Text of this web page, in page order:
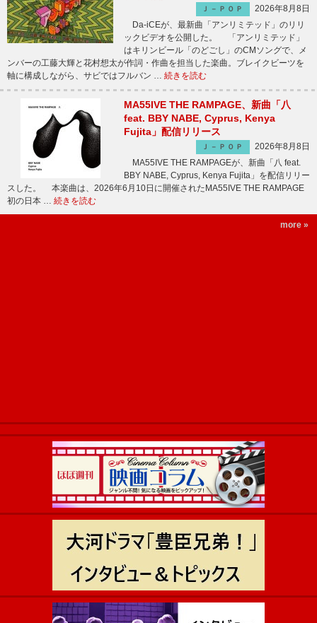
Ｊ－ＰＯＰ
2026年8月8日
Da-iCEが、最新曲「アンリミテッド」のリリ
ックビデオを公開した。 「アンリミテッド」
はキリンビール「のどごし」のCMソングで、メ
ンバーの工藤大輝と花村想太が作詞・作曲を担当した楽曲。ブレイクビーツを
軸に構成しながら、サビではフルバン … 続きを読む
MA55IVE THE RAMPAGE、新曲「八
feat. BBY NABE, Cyprus, Kenya
Fujita」配信リリース
Ｊ－ＰＯＰ
2026年8月8日
MA55IVE THE RAMPAGEが、新曲「八 feat.
BBY NABE, Cyprus, Kenya Fujita」を配信リリー
スした。 本楽曲は、2026年6月10日に開催されたMA55IVE THE RAMPAGE
初の日本 … 続きを読む
more »